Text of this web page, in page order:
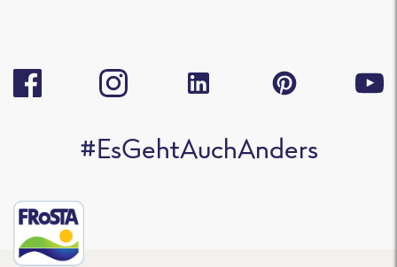
#EsGehtAuchAnders